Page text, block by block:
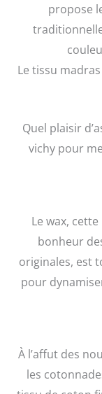
propose
Le tissu
Quel plaisir
vichy pour
Le wax,
bonheur
originales, est
pour
À l’affut des
les